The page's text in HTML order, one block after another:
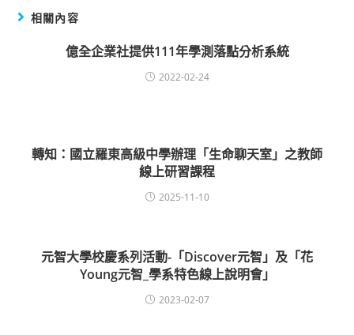
相關內容
億全企業社提供111年學測落點分析系統
2022-02-24
轉知：國立羅東高級中學辦理「生命聊天室」之教師
線上研習課程
2025-11-10
元智大學校慶系列活動-「Discover元智」及「花
Young元智_學系特色線上說明會」
2023-02-07